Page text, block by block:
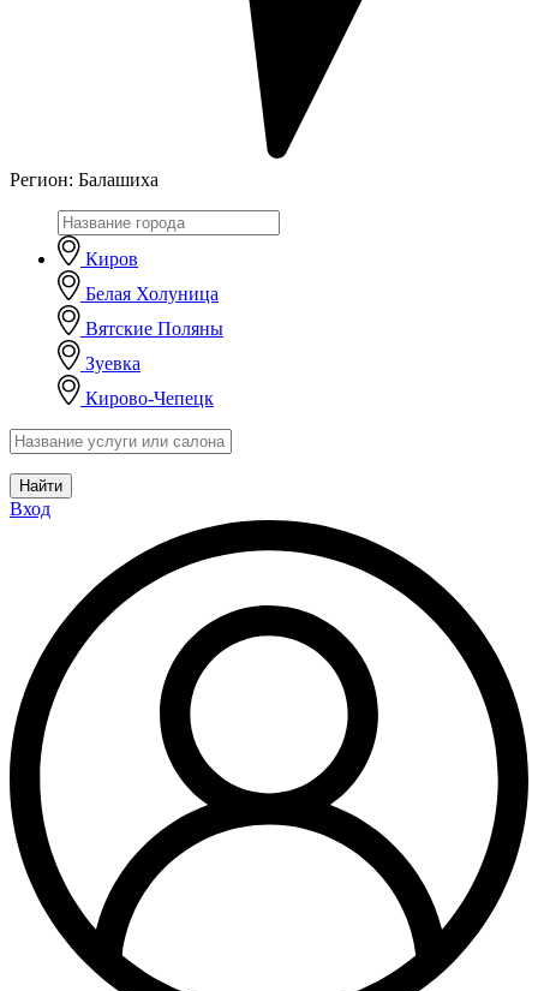
Регион: Балашиха
Киров
Белая Холуница
Вятские Поляны
Зуевка
Кирово-Чепецк
Найти
Вход